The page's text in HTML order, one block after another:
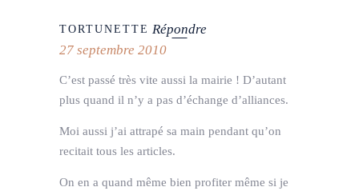
TORTUNETTE Répondre
27 septembre 2010
C’est passé très vite aussi la mairie ! D’autant
plus quand il n’y a pas d’échange d’alliances.
Moi aussi j’ai attrapé sa main pendant qu’on
recitait tous les articles.
On en a quand même bien profiter même si je